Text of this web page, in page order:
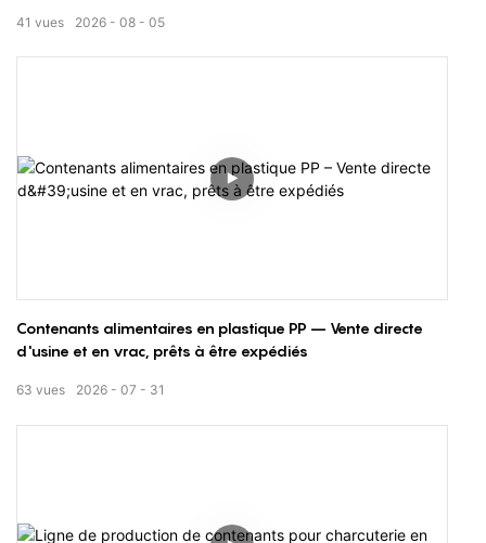
2026 08 05
41 vues
Contenants alimentaires en plastique PP – Vente directe
d'usine et en vrac, prêts à être expédiés
2026 07 31
63 vues